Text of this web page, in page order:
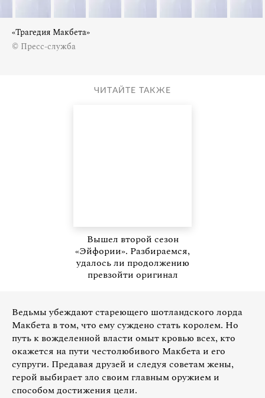
«Трагедия Макбета»
© Пресс-служба
ЧИТАЙТЕ ТАКЖЕ
Вышел второй сезон
«Эйфории». Разбираемся,
удалось ли продолжению
превзойти оригинал
Ведьмы убеждают стареющего шотландского лорда
Макбета в том, что ему суждено стать королем. Но
путь к вожделенной власти омыт кровью всех, кто
окажется на пути честолюбивого Макбета и его
супруги. Предавая друзей и следуя советам жены,
герой выбирает зло своим главным оружием и
способом достижения цели.